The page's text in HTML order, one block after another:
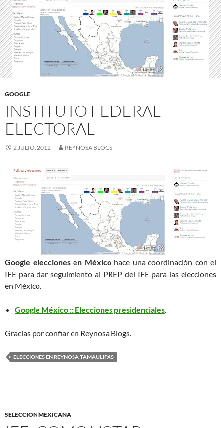
GOOGLE
INSTITUTO FEDERAL
ELECTORAL
2 JULIO, 2012 REYNOSA BLOGS
Google elecciones en Méxicohace una coordinación con el
IFE para dar seguimiento al PREP del IFE para las elecciones
en México.
Google México :: Elecciones presidenciales
Gracias por confiar en Reynosa Blogs.
ELECCIONES EN REYNOSA TAMAULIPAS
SELECCION MEXICANA